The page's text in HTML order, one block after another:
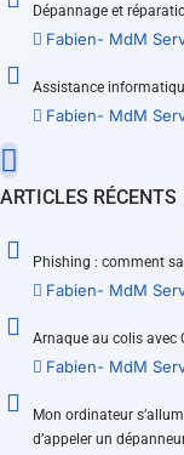
Dépannage et
Fabien- MdM
Assistance
Fabien- MdM
ARTICLES RÉCENTS
Phishing : comment
Fabien- MdM
Arnaque au colis avec
Fabien- MdM
Mon ordinateur
d’appeler un